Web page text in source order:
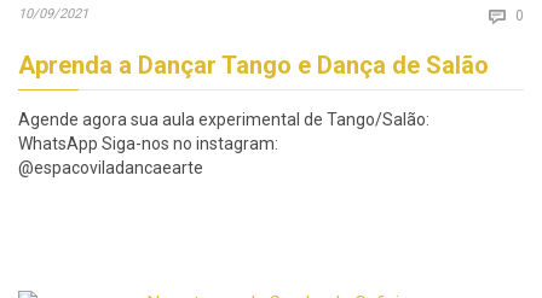
10/09/2021  0
Aprenda a Dançar Tango e Dança de Salão
Agende agora sua aula experimental de Tango/Salão:
WhatsApp Siga-nos no instagram:
@espacoviladancaearte